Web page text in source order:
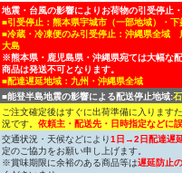
地震・台風の影響によりお荷物の引受停止
■引受停止：熊本県宇城市（一部地域）・
■冷蔵・冷凍便のみ引受停止：沖縄県全域
大島
※熊本県・鹿児島県・沖縄県宛ては大幅な
商品は発送不可となります。
■配達遅延地域：九州・沖縄県全域
■能登半島地震の影響による配送停止地域:
ご注文確定後はすぐに出荷準備に入ります
況です。 依頼主・配送先・日時指定などに
交通状況・天候などにより1日→2日配達遅
定のご協力をお願い申し上げます。
※賞味期限に余裕のある商品等は遅延防止